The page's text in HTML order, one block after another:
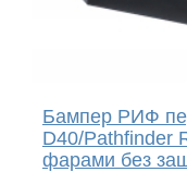
Бампер РИФ
D40/Pathfinder
фарами без